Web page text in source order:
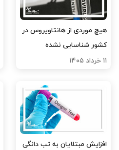
هیچ موردی از هانتاویروس در
کشور شناسایی نشده
۱۱ خرداد ۱۴۰۵
افزایش مبتلایان به تب دانگی